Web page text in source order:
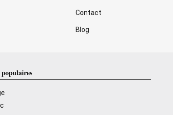
Contact
Blog